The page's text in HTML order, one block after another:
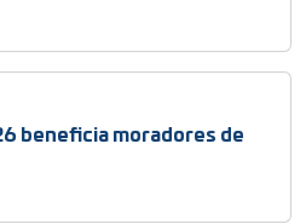
beneficia moradores de